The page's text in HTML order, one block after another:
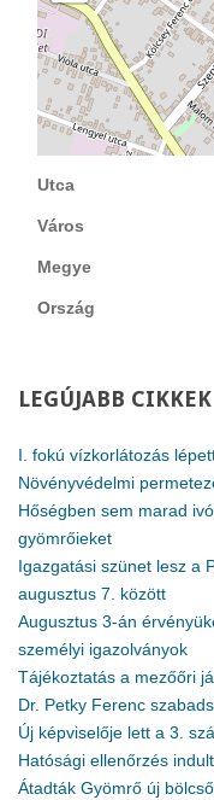
Utca
Város
Megye
Ország
LEGÚJABB CIKKEK
I. fokú vízkorlátozás
Növényvédelmi
Hőségben sem marad
gyömrőieket
Igazgatási szünet lesz a
augusztus 7. között
Augusztus 3-án
személyi igazolványok
Tájékoztatás a mezőőri
Dr. Petky Ferenc
Új képviselője lett a 3.
Hatósági ellenőrzés
Átadták Gyömrő új